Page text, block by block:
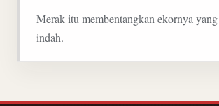
Merak itu membentangkan ekornya yang
indah.